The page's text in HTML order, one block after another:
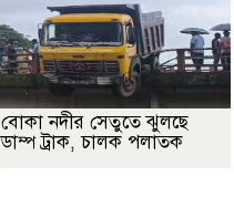
বোকা নদীর সেতুতে ঝুলছে
ডাম্প ট্রাক, চালক পলাতক